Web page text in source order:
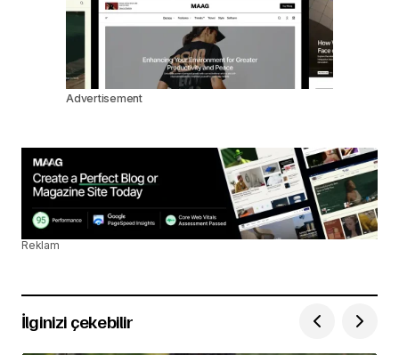
Advertisement
Reklam
İlginizi çekebilir